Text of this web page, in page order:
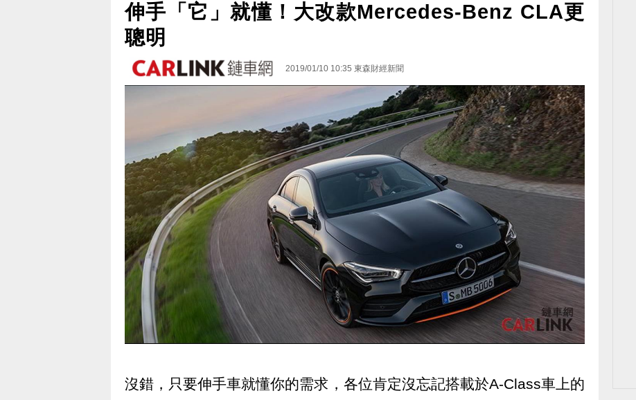
伸手「它」就懂！大改款Mercedes-Benz CLA更
聰明
2019/01/10 10:35 東森財經新聞
沒錯，只要伸手車就懂你的需求，各位肯定沒忘記搭載於A-Class車上的